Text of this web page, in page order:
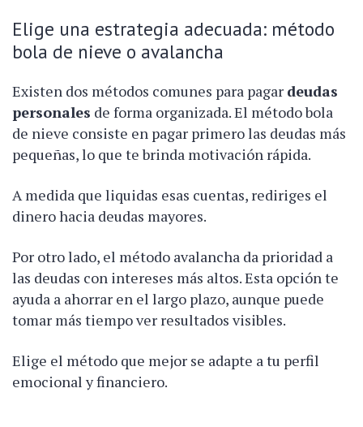
Elige una estrategia adecuada: método
bola de nieve o avalancha
Existen dos métodos comunes para pagar deudas
personales de forma organizada. El método bola
de nieve consiste en pagar primero las deudas más
pequeñas, lo que te brinda motivación rápida.
A medida que liquidas esas cuentas, rediriges el
dinero hacia deudas mayores.
Por otro lado, el método avalancha da prioridad a
las deudas con intereses más altos. Esta opción te
ayuda a ahorrar en el largo plazo, aunque puede
tomar más tiempo ver resultados visibles.
Elige el método que mejor se adapte a tu perfil
emocional y financiero.